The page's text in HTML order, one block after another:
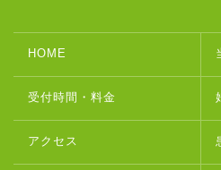
HOME
受付時間・料金
アクセス